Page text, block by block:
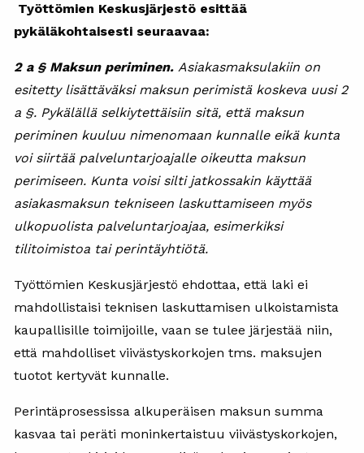
Työttömien Keskusjärjestö esittää
pykäläkohtaisesti seuraavaa:
2 a § Maksun periminen. Asiakasmaksulakiin on
esitetty lisättäväksi maksun perimistä koskeva uusi 2
a §. Pykälällä selkiytettäisiin sitä, että maksun
periminen kuuluu nimenomaan kunnalle eikä kunta
voi siirtää palveluntarjoajalle oikeutta maksun
perimiseen. Kunta voisi silti jatkossakin käyttää
asiakasmaksun tekniseen laskuttamiseen myös
ulkopuolista palveluntarjoajaa, esimerkiksi
tilitoimistoa tai perintäyhtiötä.
Työttömien Keskusjärjestö ehdottaa, että laki ei
mahdollistaisi teknisen laskuttamisen ulkoistamista
kaupallisille toimijoille, vaan se tulee järjestää niin,
että mahdolliset viivästyskorkojen tms. maksujen
tuotot kertyvät kunnalle.
Perintäprosessissa alkuperäisen maksun summa
kasvaa tai peräti moninkertaistuu viivästyskorkojen,